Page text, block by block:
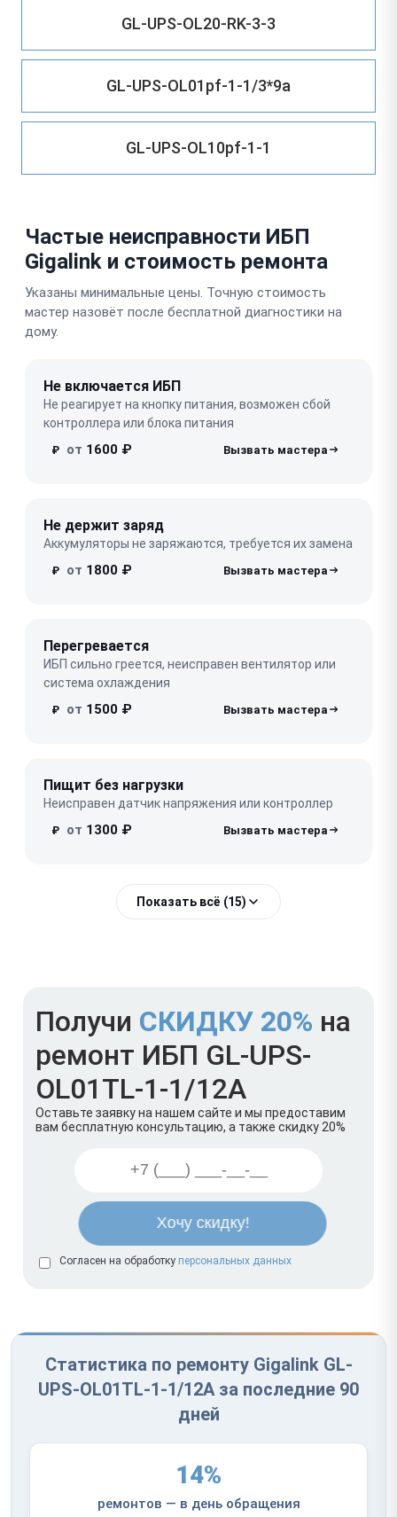
GL-UPS-OL20-RK-3-3
GL-UPS-OL01pf-1-1/3*9a
GL-UPS-OL10pf-1-1
Частые неисправности ИБП
Gigalink и стоимость ремонта
Указаны минимальные цены. Точную стоимость
мастер назовёт после бесплатной диагностики на
дому.
Не включается ИБП
Не реагирует на кнопку питания, возможен сбой
контроллера или блока питания
₽ от 1600 ₽
Не держит заряд
Аккумуляторы не заряжаются, требуется их замена
₽ от 1800 ₽
Перегревается
ИБП сильно греется, неисправен вентилятор или
система охлаждения
₽ от 1500 ₽
Пищит без нагрузки
Неисправен датчик напряжения или контроллер
₽ от 1300 ₽
Показать всё (15)
Получи СКИДКУ 20% на
ремонт ИБП GL-UPS-
OL01TL-1-1/12A
Оставьте заявку на нашем сайте и мы предоставим
вам бесплатную консультацию, а также скидку 20%
Согласен на обработку персональных данных
Статистика по ремонту Gigalink GL-
UPS-OL01TL-1-1/12A за последние 90
дней
14%
ремонтов — в день обращения